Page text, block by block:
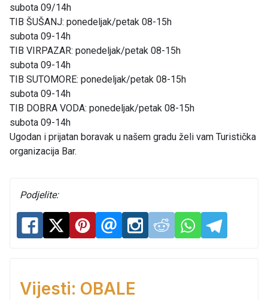
subota 09/14h
TIB ŠUŠANJ: ponedeljak/petak 08-15h
subota 09-14h
TIB VIRPAZAR: ponedeljak/petak 08-15h
subota 09-14h
TIB SUTOMORE: ponedeljak/petak 08-15h
subota 09-14h
TIB DOBRA VODA: ponedeljak/petak 08-15h
subota 09-14h
Ugodan i prijatan boravak u našem gradu želi vam Turistička
organizacija Bar.
Podjelite:
Vijesti: OBALE